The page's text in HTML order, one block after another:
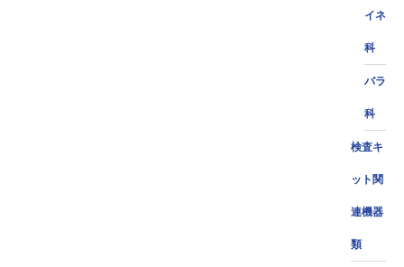
イネ
科
バラ
科
検査キ
ット関
連機器
類